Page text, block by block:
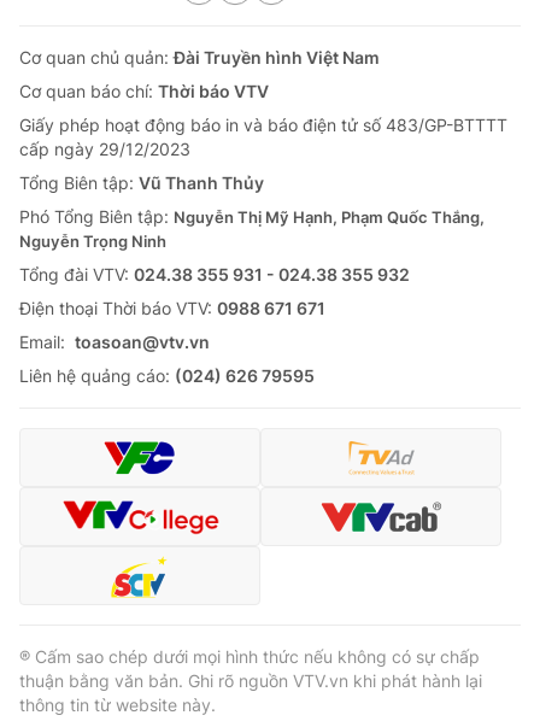
Cơ quan chủ quản:Đài Truyền hình Việt Nam
Cơ quan báo chí: Thời báo VTV
Giấy phép hoạt động báo in và báo điện tử số 483/GP-BTTTT
cấp ngày 29/12/2023
Tổng Biên tập: Vũ Thanh Thủy
Phó Tổng Biên tập: Nguyễn Thị Mỹ Hạnh, Phạm Quốc Thắng,
Nguyễn Trọng Ninh
Tổng đài VTV: 024.38 355 931 - 024.38 355 932
Ðiện thoại Thời báo VTV: 0988 671 671
Email: toasoan@vtv.vn
Liên hệ quảng cáo: (024) 626 79595
® Cấm sao chép dưới mọi hình thức nếu không có sự chấp
thuận bằng văn bản. Ghi rõ nguồn VTV.vn khi phát hành lại
thông tin từ website này.